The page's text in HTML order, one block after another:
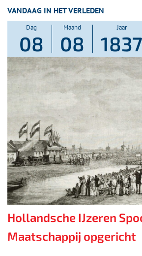
VANDAAG IN HET VERLEDEN
Dag
08
Maand
08
Jaar
1837
Hollandsche IJzeren
Maatschappij opgericht